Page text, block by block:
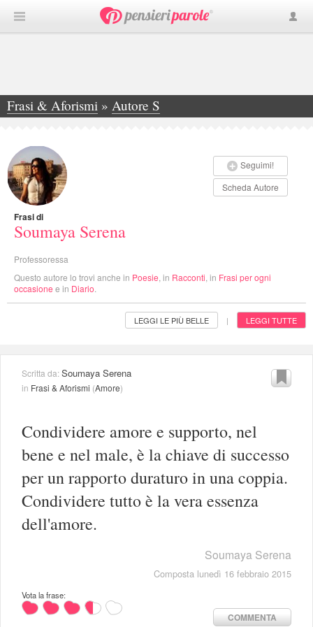
Frasi & Aforismi » Autore S
»Soumaya Serena
Seguimi!
Scheda Autore
Frasi di
Soumaya Serena
Professoressa
Questo autore lo trovi anche in Poesie , in Racconti , in Frasi per ogni
occasione e in Diario
LEGGI LE PIÙ BELLE | LEGGI TUTTE
Scritta da:Soumaya Serena
in Frasi & Aforismi (Amore)
Condividere amore e supporto, nel
bene e nel male, è la chiave di successo
per un rapporto duraturo in una coppia.
Condividere tutto è la vera essenza
dell'amore.
Soumaya Serena
Composta lunedì 16 febbraio 2015
Vota la frase:
COMMENTA